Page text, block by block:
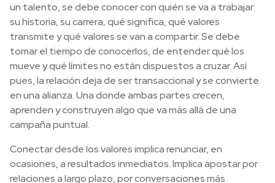
un talento, se debe conocer con quién se va a trabajar:
su historia, su carrera, qué significa, qué valores
transmite y qué valores se van a compartir. Se debe
tomar el tiempo de conocerlos, de entender qué los
mueve y qué límites no están dispuestos a cruzar. Así
pues, la relación deja de ser transaccional y se convierte
en una alianza. Una donde ambas partes crecen,
aprenden y construyen algo que va más allá de una
campaña puntual.
Conectar desde los valores implica renunciar, en
ocasiones, a resultados inmediatos. Implica apostar por
relaciones a largo plazo, por conversaciones más